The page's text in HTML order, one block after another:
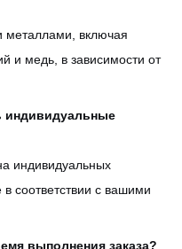
включая
и медь, в зависимости от
индивидуальных
соответствии с вашими
выполнения заказа?